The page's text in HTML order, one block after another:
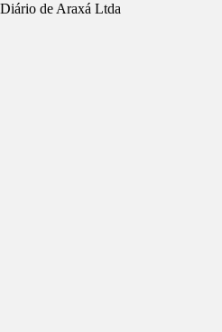
de Araxá Ltda